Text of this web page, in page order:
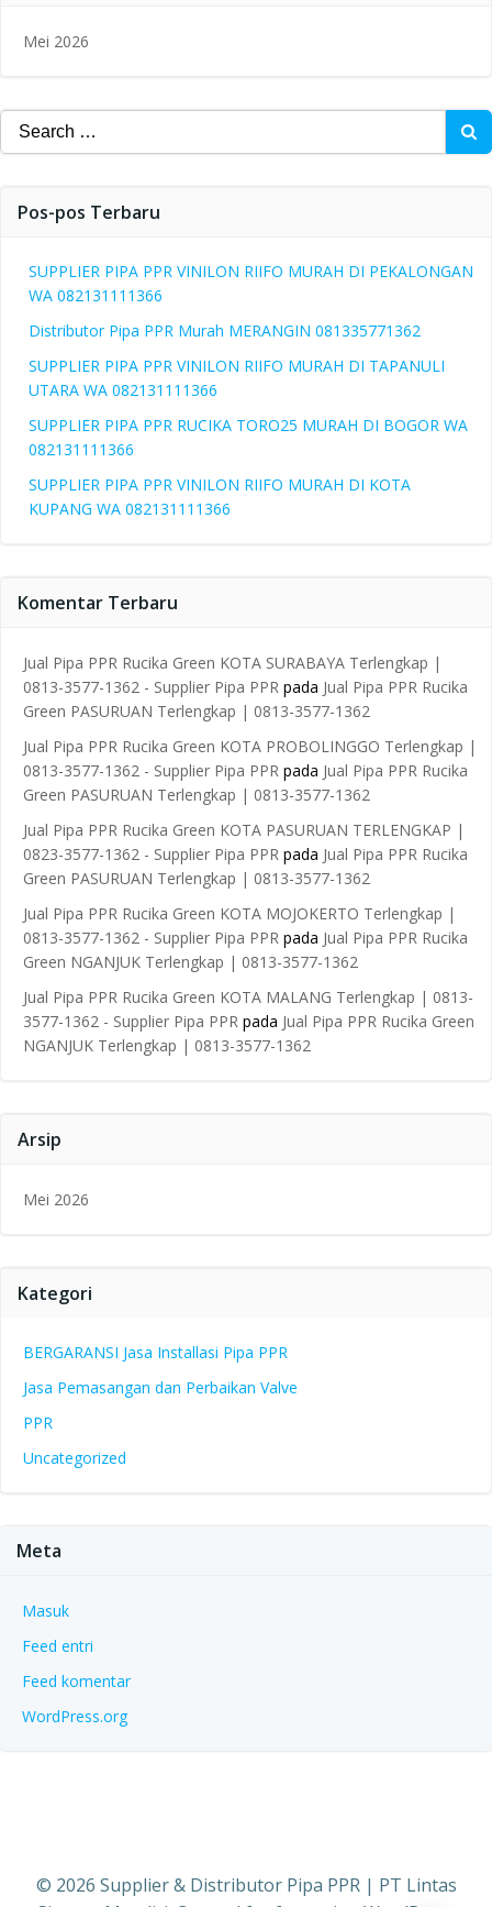
Mei 2026
Search
for:
Pos-pos Terbaru
SUPPLIER PIPA PPR VINILON RIIFO MURAH DI PEKALONGAN
WA 082131111366
Distributor Pipa PPR Murah MERANGIN 081335771362
SUPPLIER PIPA PPR VINILON RIIFO MURAH DI TAPANULI
UTARA WA 082131111366
SUPPLIER PIPA PPR RUCIKA TORO25 MURAH DI BOGOR WA
082131111366
SUPPLIER PIPA PPR VINILON RIIFO MURAH DI KOTA
KUPANG WA 082131111366
Komentar Terbaru
Jual Pipa PPR Rucika Green KOTA SURABAYA Terlengkap |
0813-3577-1362 - Supplier Pipa PPR pada Jual Pipa PPR Rucika
Green PASURUAN Terlengkap | 0813-3577-1362
Jual Pipa PPR Rucika Green KOTA PROBOLINGGO Terlengkap |
0813-3577-1362 - Supplier Pipa PPR pada Jual Pipa PPR Rucika
Green PASURUAN Terlengkap | 0813-3577-1362
Jual Pipa PPR Rucika Green KOTA PASURUAN TERLENGKAP |
0823-3577-1362 - Supplier Pipa PPR pada Jual Pipa PPR Rucika
Green PASURUAN Terlengkap | 0813-3577-1362
Jual Pipa PPR Rucika Green KOTA MOJOKERTO Terlengkap |
0813-3577-1362 - Supplier Pipa PPR pada Jual Pipa PPR Rucika
Green NGANJUK Terlengkap | 0813-3577-1362
Jual Pipa PPR Rucika Green KOTA MALANG Terlengkap | 0813-
3577-1362 - Supplier Pipa PPR pada Jual Pipa PPR Rucika Green
NGANJUK Terlengkap | 0813-3577-1362
Arsip
Mei 2026
Kategori
BERGARANSI Jasa Installasi Pipa PPR
Jasa Pemasangan dan Perbaikan Valve
PPR
Uncategorized
Meta
Masuk
Feed entri
Feed komentar
WordPress.org
© 2026 Supplier & Distributor Pipa PPR | PT Lintas